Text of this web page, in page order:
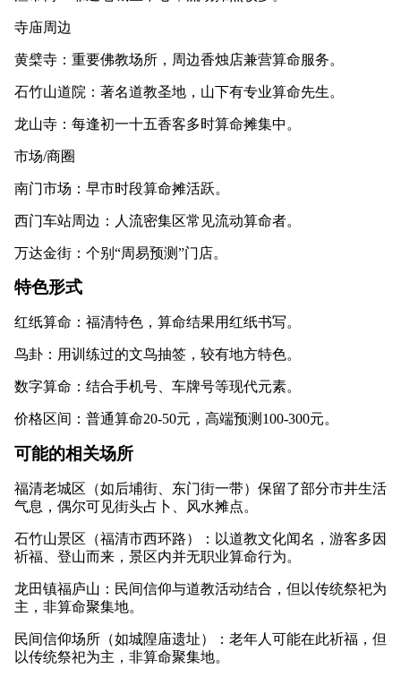
寺庙周边
黄檗寺：重要佛教场所，周边香烛店兼营算命服务。
石竹山道院：著名道教圣地，山下有专业算命先生。
龙山寺：每逢初一十五香客多时算命摊集中。
市场/商圈
南门市场：早市时段算命摊活跃。
西门车站周边：人流密集区常见流动算命者。
万达金街：个别“周易预测”门店。
特色形式
红纸算命：福清特色，算命结果用红纸书写。
鸟卦：用训练过的文鸟抽签，较有地方特色。
数字算命：结合手机号、车牌号等现代元素。
价格区间：普通算命20-50元，高端预测100-300元。
可能的相关场所
福清老城区（如后埔街、东门街一带）保留了部分市井生活
气息，偶尔可见街头占卜、风水摊点。
石竹山景区（福清市西环路）：以道教文化闻名，游客多因
祈福、登山而来，景区内并无职业算命行为。
龙田镇福庐山：民间信仰与道教活动结合，但以传统祭祀为
主，非算命聚集地。
民间信仰场所（如城隍庙遗址）：老年人可能在此祈福，但
以传统祭祀为主，非算命聚集地。